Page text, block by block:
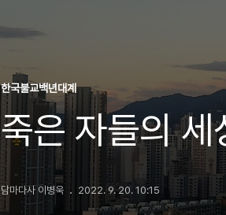
한국불교백년대계
죽은 자들의 세
담마다사 이병욱 2022. 9. 20. 10:15